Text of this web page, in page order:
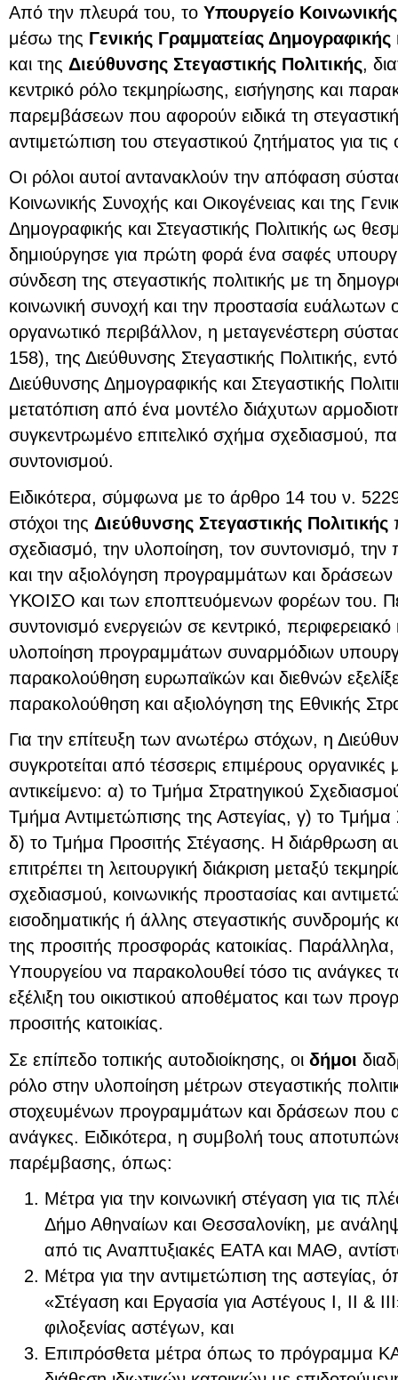
Από την πλευρά του, το Υπουργείο
μέσω της Γενικής Γραμματείας Δημογραφικής
και της Διεύθυνσης Στεγαστικής Πολιτικής,
κεντρικό ρόλο τεκμηρίωσης, εισήγησης και
παρεμβάσεων που αφορούν ειδικά τη στεγαστική
αντιμετώπιση του στεγαστικού ζητήματος για
Οι ρόλοι αυτοί αντανακλούν την απόφαση
Κοινωνικής Συνοχής και Οικογένειας και της
Δημογραφικής και Στεγαστικής Πολιτικής ως
δημιούργησε για πρώτη φορά ένα σαφές
σύνδεση της στεγαστικής πολιτικής με τη
κοινωνική συνοχή και την προστασία
οργανωτικό περιβάλλον, η μεταγενέστερη
158), της Διεύθυνσης Στεγαστικής Πολιτικής,
Διεύθυνσης Δημογραφικής και Στεγαστικής
μετατόπιση από ένα μοντέλο διάχυτων
συγκεντρωμένο επιτελικό σχήμα σχεδιασμού,
συντονισμού.
Ειδικότερα, σύμφωνα με το άρθρο 14 του ν. 5229/
στόχοι της Διεύθυνσης Στεγαστικής Πολιτικής
σχεδιασμό, την υλοποίηση, τον συντονισμό,
και την αξιολόγηση προγραμμάτων και δράσεων
ΥΚΟΙΣΟ και των εποπτευόμενων φορέων του.
συντονισμό ενεργειών σε κεντρικό,
υλοποίηση προγραμμάτων συναρμόδιων
παρακολούθηση ευρωπαϊκών και διεθνών
παρακολούθηση και αξιολόγηση της Εθνικής
Για την επίτευξη των ανωτέρω στόχων, η
συγκροτείται από τέσσερις επιμέρους οργανικές
αντικείμενο: α) το Τμήμα Στρατηγικού
Τμήμα Αντιμετώπισης της Αστεγίας, γ) το Τμήμα
δ) το Τμήμα Προσιτής Στέγασης. Η διάρθρωση
επιτρέπει τη λειτουργική διάκριση μεταξύ
σχεδιασμού, κοινωνικής προστασίας και
εισοδηματικής ή άλλης στεγαστικής
της προσιτής προσφοράς κατοικίας. Παράλληλα,
Υπουργείου να παρακολουθεί τόσο τις ανάγκες
εξέλιξη του οικιστικού αποθέματος και των
προσιτής κατοικίας.
Σε επίπεδο τοπικής αυτοδιοίκησης, οι δήμοι
ρόλο στην υλοποίηση μέτρων στεγαστικής
στοχευμένων προγραμμάτων και δράσεων που
ανάγκες. Ειδικότερα, η συμβολή τους
παρέμβασης, όπως:
Μέτρα για την κοινωνική στέγαση για τις
Δήμο Αθηναίων και Θεσσαλονίκη, με
από τις Αναπτυξιακές ΕΑΤΑ και ΜΑΘ,
Μέτρα για την αντιμετώπιση της
«Στέγαση και Εργασία για Αστέγους Ι, ΙΙ &
φιλοξενίας αστέγων, και
Επιπρόσθετα μέτρα όπως το πρόγραμμα